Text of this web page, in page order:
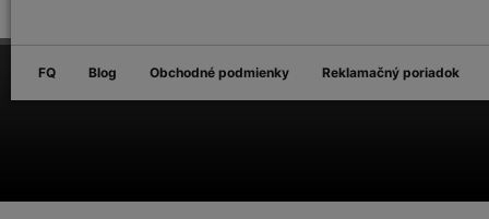
FQ Blog Obchodné podmienky Reklamačný poriadok